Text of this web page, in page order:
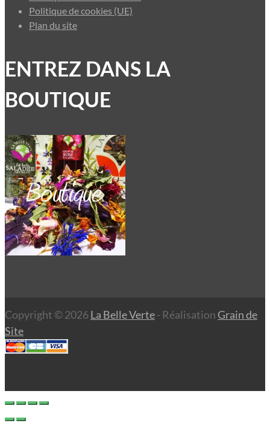
Politique de cookies (UE)
Plan du site
ENTREZ DANS LA
BOUTIQUE
Copyright © 2026La Belle Verte- Réalisation Grain de
Site